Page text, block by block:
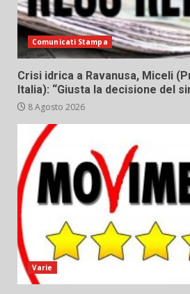
Comunicati Stampa
Crisi idrica a Ravanusa, Miceli
Italia): “Giusta la decisione del
8 Agosto 2026
Varie